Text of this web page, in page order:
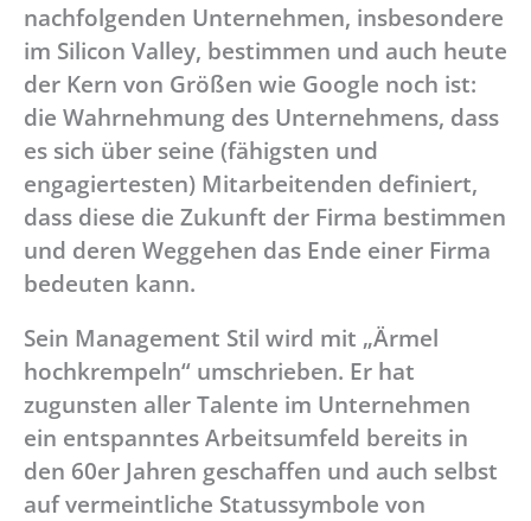
nachfolgenden Unternehmen, insbesondere
im Silicon Valley, bestimmen und auch heute
der Kern von Größen wie Google noch ist:
die Wahrnehmung des Unternehmens, dass
es sich über seine (fähigsten und
engagiertesten) Mitarbeitenden definiert,
dass diese die Zukunft der Firma bestimmen
und deren Weggehen das Ende einer Firma
bedeuten kann.
Sein Management Stil wird mit „Ärmel
hochkrempeln“ umschrieben. Er hat
zugunsten aller Talente im Unternehmen
ein entspanntes Arbeitsumfeld bereits in
den 60er Jahren geschaffen und auch selbst
auf vermeintliche Statussymbole von